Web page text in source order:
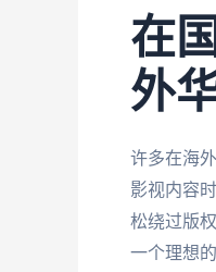
在
外
许多在海
影视内容
松绕过版
一个理想